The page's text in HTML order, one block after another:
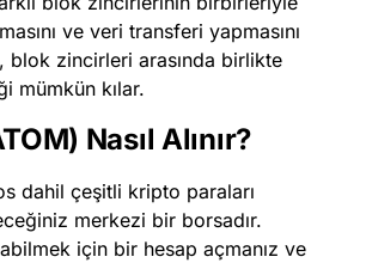
ve veri transferi yapmasını
blok zincirleri arasında birlikte
mümkün kılar.
Nasıl Alınır?
dahil çeşitli kripto paraları
merkezi bir borsadır.
için bir hesap açmanız ve